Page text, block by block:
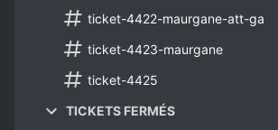
ticket-4422-maurgane-att-ga
ticket-4423-maurgane
ticket-4425
TICKETS FERMÉS